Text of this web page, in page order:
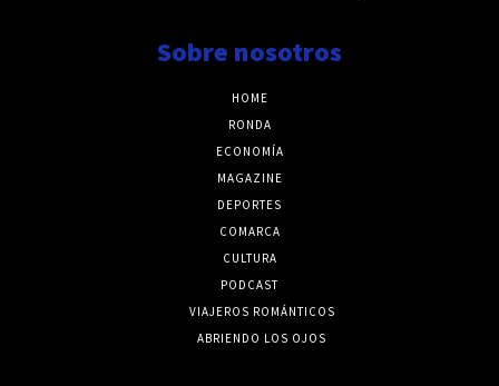
Sobre nosotros
HOME
RONDA
ECONOMÍA
MAGAZINE
DEPORTES
COMARCA
CULTURA
PODCAST
VIAJEROS ROMÁNTICOS
ABRIENDO LOS OJOS